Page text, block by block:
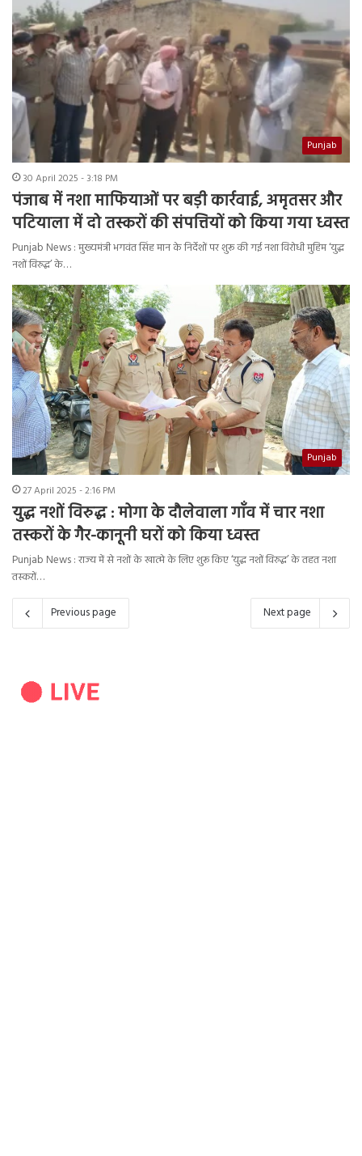
Punjab
30 April 2025 - 3:18 PM
पंजाब में नशा माफियाओं पर बड़ी कार्रवाई, अमृतसर और
पटियाला में दो तस्करों की संपत्तियों को किया गया ध्वस्त
Punjab News : मुख्यमंत्री भगवंत सिंह मान के निर्देशों पर शुरू की गई नशा विरोधी मुहिम ‘युद्ध
नशों विरुद्ध’ के…
Punjab
27 April 2025 - 2:16 PM
युद्ध नशों विरुद्ध : मोगा के दौलेवाला गाँव में चार नशा
तस्करों के गैर-कानूनी घरों को किया ध्वस्त
Punjab News : राज्य में से नशों के खात्मे के लिए शुरू किए ‘युद्ध नशों विरुद्ध’ के तहत नशा
तस्करों…
Previous page Next page